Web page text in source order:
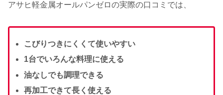
アサヒ軽金属オールパンゼロの実際の口コミでは、
こびりつきにくくて使いやすい
1台でいろんな料理に使える
油なしでも調理できる
再加工できて長く使える